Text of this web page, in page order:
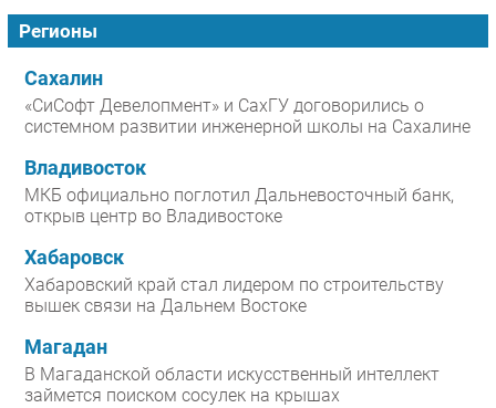
Регионы
Сахалин
«СиСофт Девелопмент» и СахГУ договорились о
системном развитии инженерной школы на Сахалине
Владивосток
МКБ официально поглотил Дальневосточный банк,
открыв центр во Владивостоке
Хабаровск
Хабаровский край стал лидером по строительству
вышек связи на Дальнем Востоке
Магадан
В Магаданской области искусственный интеллект
займется поиском сосулек на крышах